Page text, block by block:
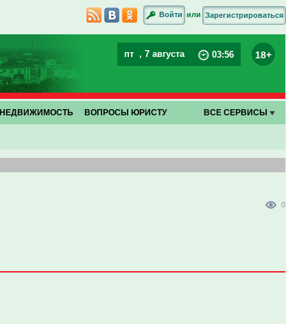
Войти или Зарегистрироваться
пт , 7 августа 03:56 18+
НЕДВИЖИМОСТЬ ВОПРОСЫ ЮРИСТУ ВСЕ СЕРВИСЫ
0